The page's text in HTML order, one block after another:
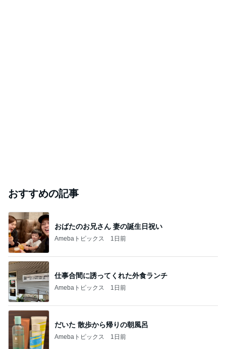
おすすめの記事
おばたのお兄さん 妻の誕生日祝い
Amebaトピックス 1日前
仕事合間に誘ってくれた外食ランチ
Amebaトピックス 1日前
だいた 散歩から帰りの朝風呂
Amebaトピックス 1日前